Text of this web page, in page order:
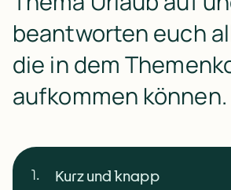
beantworten euch
die in dem
aufkommen können.
1.
Kurz und knapp